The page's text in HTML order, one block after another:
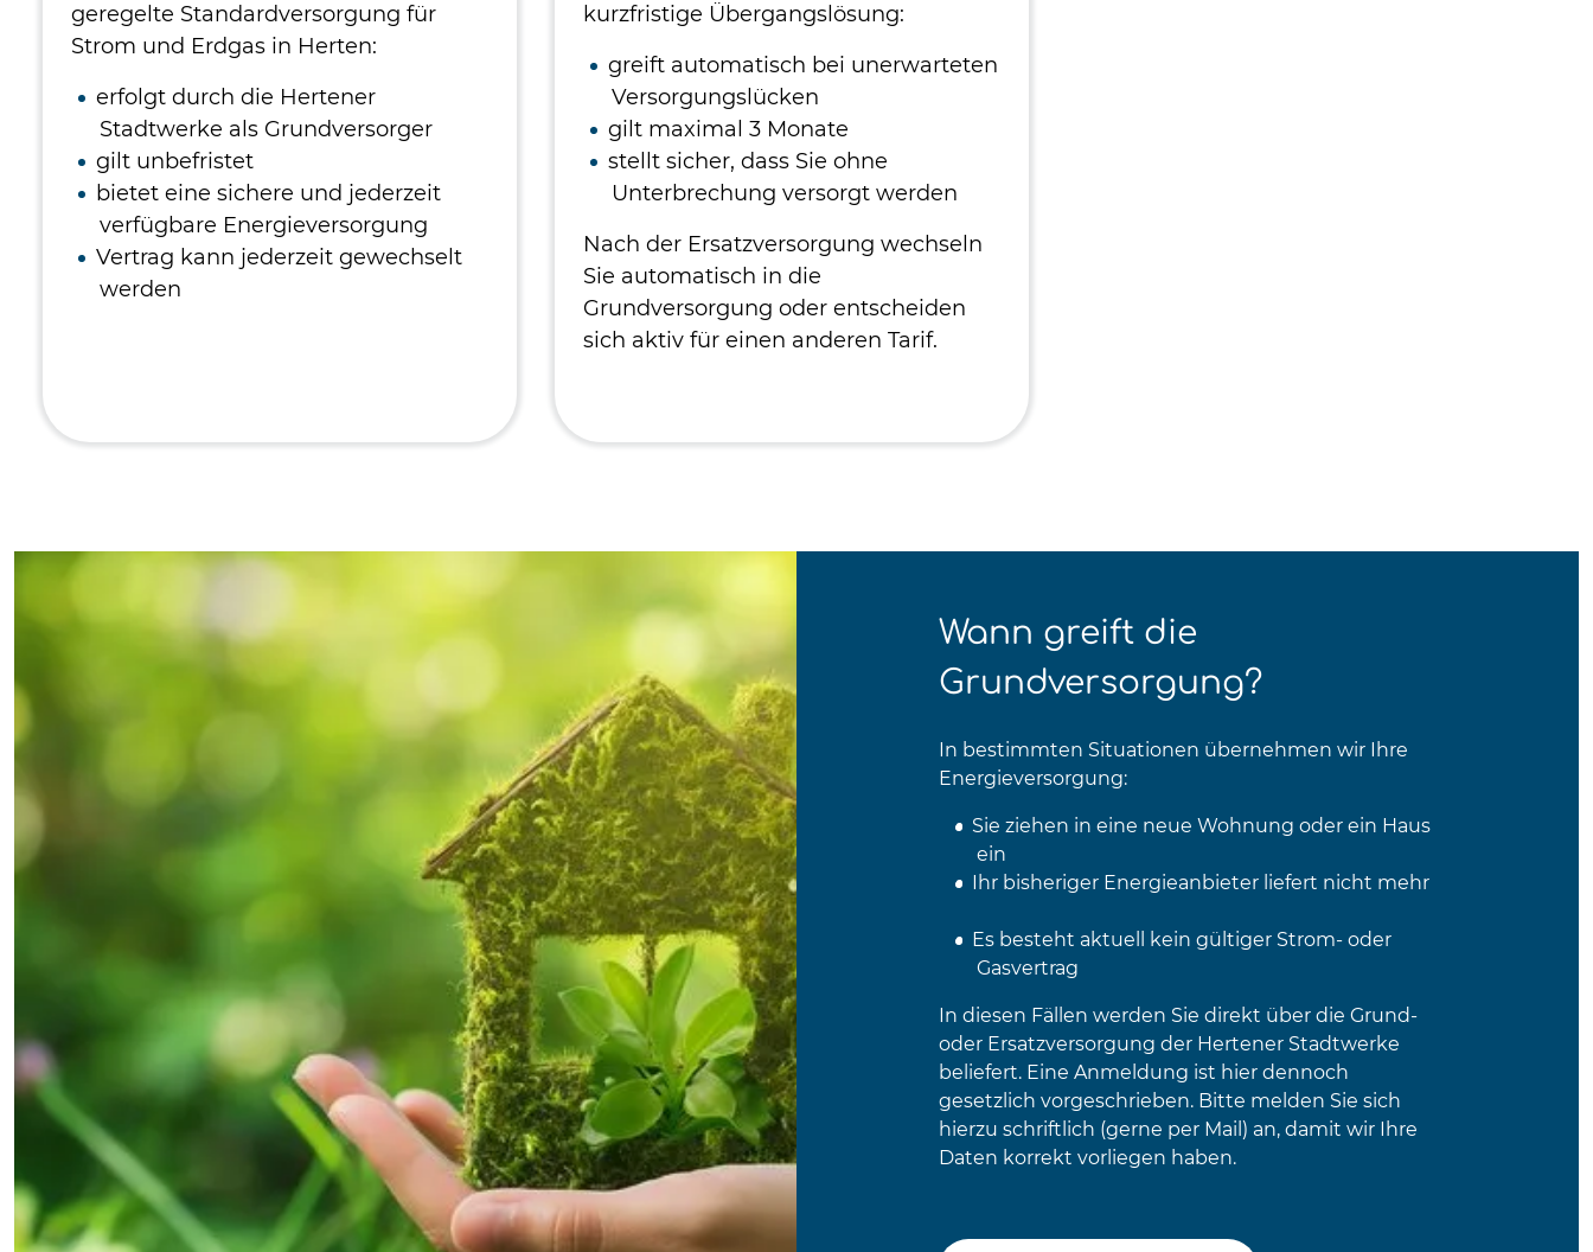
geregelte Standardversorgung für
Strom und Erdgas in Herten:
erfolgt durch die Hertener
Stadtwerke als Grundversorger
gilt unbefristet
bietet eine sichere und jederzeit
verfügbare Energieversorgung
Vertrag kann jederzeit gewechselt
werden
kurzfristige Übergangslösung:
greift automatisch bei unerwarteten
Versorgungslücken
gilt maximal 3 Monate
stellt sicher, dass Sie ohne
Unterbrechung versorgt werden
Nach der Ersatzversorgung wechseln
Sie automatisch in die
Grundversorgung oder entscheiden
sich aktiv für einen anderen Tarif.
Wann greift die
Grundversorgung?
In bestimmten Situationen übernehmen wir Ihre
Energieversorgung:
Sie ziehen in eine neue Wohnung oder ein Haus
ein
Ihr bisheriger Energieanbieter liefert nicht mehr
Es besteht aktuell kein gültiger Strom- oder
Gasvertrag
In diesen Fällen werden Sie direkt über die Grund-
oder Ersatzversorgung der Hertener Stadtwerke
beliefert. Eine Anmeldung ist hier dennoch
gesetzlich vorgeschrieben. Bitte melden Sie sich
hierzu schriftlich (gerne per Mail) an, damit wir Ihre
Daten korrekt vorliegen haben.